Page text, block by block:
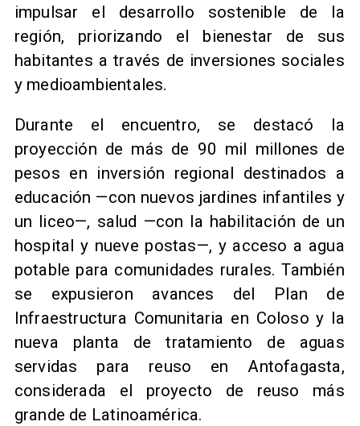
impulsar el desarrollo sostenible de la
región, priorizando el bienestar de sus
habitantes a través de inversiones sociales
y medioambientales.
Durante el encuentro, se destacó la
proyección de más de 90 mil millones de
pesos en inversión regional destinados a
educación —con nuevos jardines infantiles y
un liceo—, salud —con la habilitación de un
hospital y nueve postas—, y acceso a agua
potable para comunidades rurales. También
se expusieron avances del Plan de
Infraestructura Comunitaria en Coloso y la
nueva planta de tratamiento de aguas
servidas para reuso en Antofagasta,
considerada el proyecto de reuso más
grande de Latinoamérica.